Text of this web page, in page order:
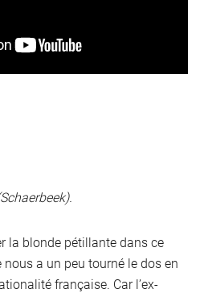
la blonde pétillante dans ce
a un peu tourné le dos en
française. Car l’ex-